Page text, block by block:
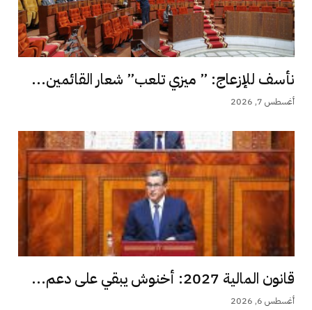
نأسف للإزعاج: ” ميزي تلعب” شعار القائمين...
أغسطس 7, 2026
قانون المالية 2027: أخنوش يبقي على دعم...
أغسطس 6, 2026